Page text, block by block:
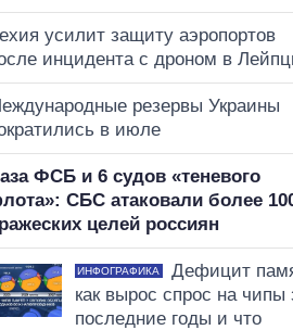
усилит защиту аэропортов
инцидента с дроном в
резервы Украины
в июле
ФСБ и 6 судов «теневого
СБС атаковали более
целей россиян
ИНФОГРАФИКА
Дефицит
как вырос спрос на чипы
последние годы и что